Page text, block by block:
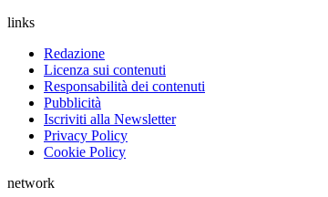
links
Redazione
Licenza sui contenuti
Responsabilità dei contenuti
Pubblicità
Iscriviti alla Newsletter
Privacy Policy
Cookie Policy
network